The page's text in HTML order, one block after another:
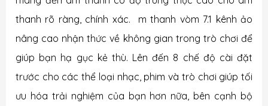
thanh rõ ràng, chính xác. m thanh vòm 7.1 kênh ảo
nâng cao nhận thức về không gian trong trò chơi để
giúp bạn hạ gục kẻ thù. Lên đến 8 chế độ cài đặt
trước cho các thể loại nhạc, phim và trò chơi giúp tối
ưu hóa trải nghiệm của bạn hơn nữa, bên cạnh bộ